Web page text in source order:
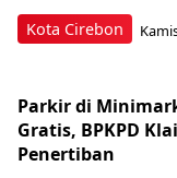
Kota Cirebon
Parkir di
Gratis, BPKPD
Penertiban